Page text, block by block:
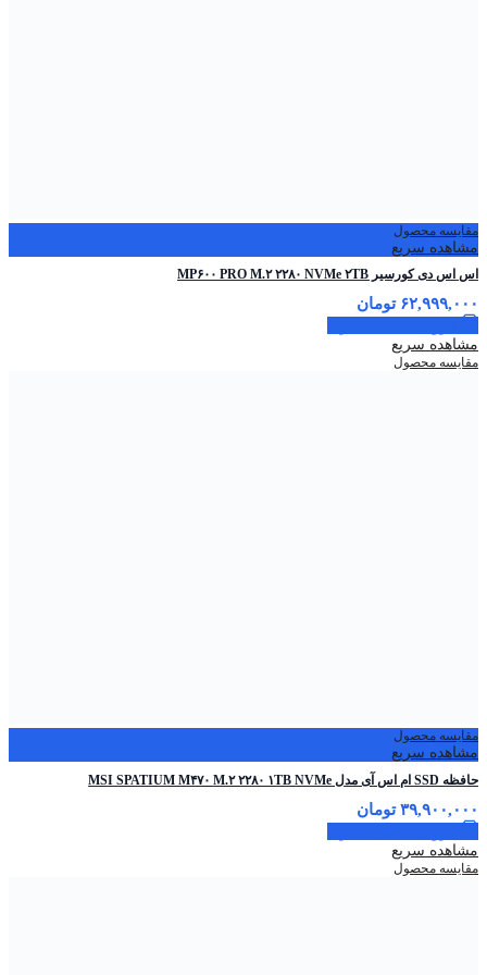
مقایسه محصول
مشاهده سریع
اس اس دی کورسیر MP۶۰۰ PRO M.۲ ۲۲۸۰ NVMe ۲TB
۶۲,۹۹۹,۰۰۰ تومان
مشاهده سریع
مقایسه محصول
مقایسه محصول
مشاهده سریع
حافظه SSD ام اس آی مدل MSI SPATIUM M۴۷۰ M.۲ ۲۲۸۰ ۱TB NVMe
۳۹,۹۰۰,۰۰۰ تومان
مشاهده سریع
مقایسه محصول